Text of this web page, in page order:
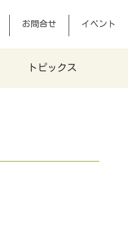
お問合せ イベント
トピックス